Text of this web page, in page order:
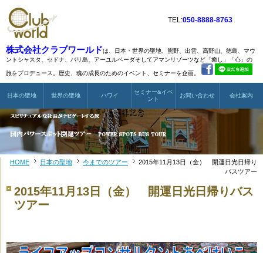
株式会社クラブワールドは、日本・世界の聖地、熊野、出雲、高野山、徳島、マウ
ントシャスタ、 セドナ、バリ島、アーユルベーダそしてアマンリゾーツなど 「癒し」「心」の
旅をプロデュース。歴史、魂の成長のためのイベント、セミナーを企画。
TEL:050-8888-8763
日本の聖地 世界の聖地 ハワイ
セミナー&イベ
ント
お問い合わせ 会社案内
HOME 日本の聖地 今までのツアー
2015年11月13日（金） 開運日光日帰り
バスツアー
2015年11月13日（金） 開運日光日帰りバス
ツアー